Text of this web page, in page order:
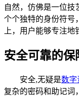
自然，仿佛是一位技
个个独特的身份符号
上，用户能够专注地
安全可靠的保
安全,无疑是数字
复杂的密码和助记词